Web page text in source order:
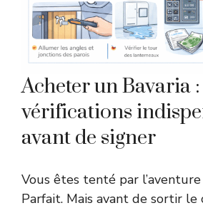
Acheter un Bavaria :
vérifications
avant de signer
Vous êtes tenté par l’aventure
Parfait. Mais avant de sortir le